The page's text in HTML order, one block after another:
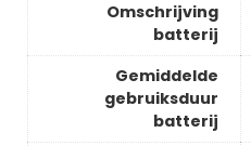
Omschrijving
batterij
Gemiddelde
gebruiksduur
batterij